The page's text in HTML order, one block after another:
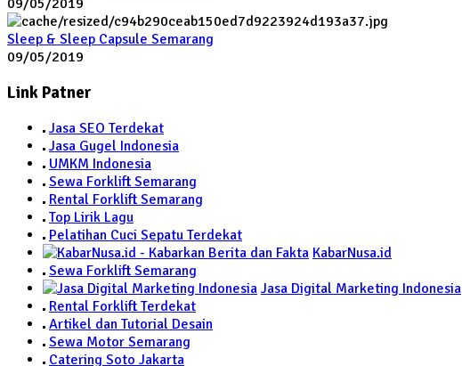
Sleep & Sleep Capsule Semarang
09/05/2019
Link Patner
Jasa SEO Terdekat
Jasa Gugel Indonesia
UMKM Indonesia
Sewa Forklift Semarang
Rental Forklift Semarang
Top Lirik Lagu
Pelatihan Cuci Sepatu Terdekat
KabarNusa.id
Sewa Forklift Semarang
Jasa Digital Marketing Indonesia
Rental Forklift Terdekat
Artikel dan Tutorial Desain
Sewa Motor Semarang
Catering Soto Jakarta